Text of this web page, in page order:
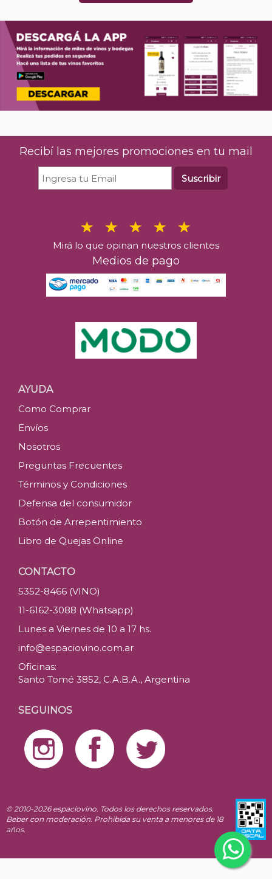
Recibí las mejores promociones en tu mail
Suscribir
Mirá lo que opinan nuestros clientes
Medios de pago
AYUDA
Como Comprar
Envíos
Nosotros
Preguntas Frecuentes
Términos y Condiciones
Defensa del consumidor
Botón de Arrepentimiento
Libro de Quejas Online
CONTACTO
5352-8466 (VINO)
11-6162-3088 (Whatsapp)
Lunes a Viernes de 10 a 17 hs.
info@espaciovino.com.ar
Oficinas:
Santo Tomé 3852, C.A.B.A., Argentina
SEGUINOS
© 2010-2026 espaciovino. Todos los derechos reservados.
Beber con moderación. Prohibida su venta a menores de 18
años.